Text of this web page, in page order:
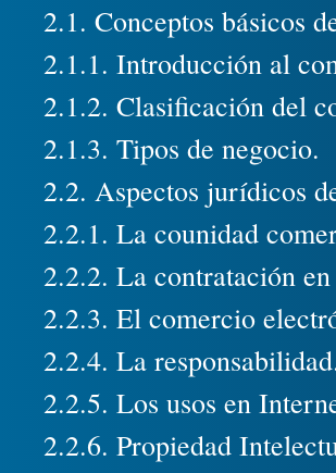
2.1. Conceptos básicos
2.1.1. Introducción al
2.1.2. Clasificación del
2.1.3. Tipos de negocio.
2.2. Aspectos jurídicos
2.2.1. La counidad
2.2.2. La contratación
2.2.3. El comercio
2.2.4. La
2.2.5. Los usos en
2.2.6. Propiedad